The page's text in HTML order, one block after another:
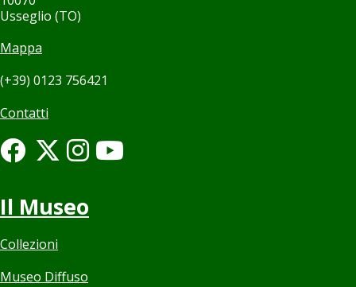
Usseglio (TO)
Mappa
(+39) 0123 756421
Contatti
Il Museo
Collezioni
Museo Diffuso